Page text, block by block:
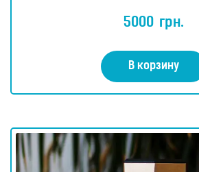
5.00
из 5
5000 грн.
В корзину